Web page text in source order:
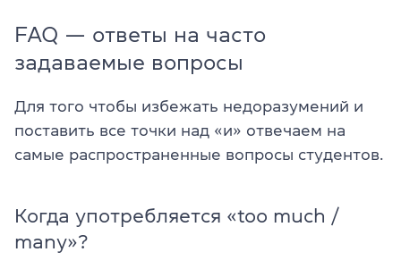
FAQ — ответы на часто
задаваемые вопросы
Для того чтобы избежать недоразумений и
поставить все точки над «и» отвечаем на
самые распространенные вопросы студентов.
Когда употребляется «too much /
many»?